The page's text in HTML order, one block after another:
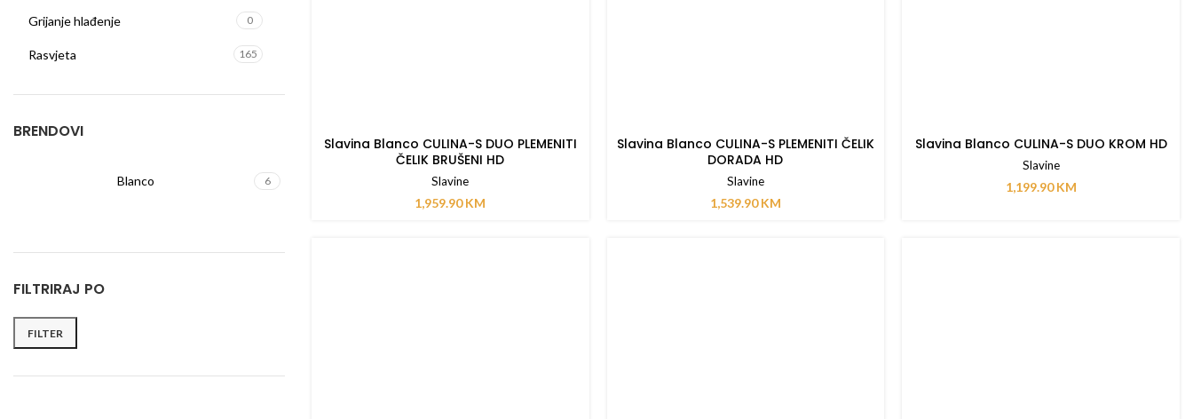
Grijanje hlađenje 0
Rasvjeta 165
BRENDOVI
Blanco 6
FILTRIRAJ PO
FILTER
Slavina Blanco CULINA-S DUO PLEMENITI
ČELIK BRUŠENI HD
Slavine
1,959.90KM
Slavina Blanco CULINA-S PLEMENITI ČELIK
DORADA HD
Slavine
1,539.90KM
Slavina Blanco CULINA-S DUO KROM HD
Slavine
1,199.90KM